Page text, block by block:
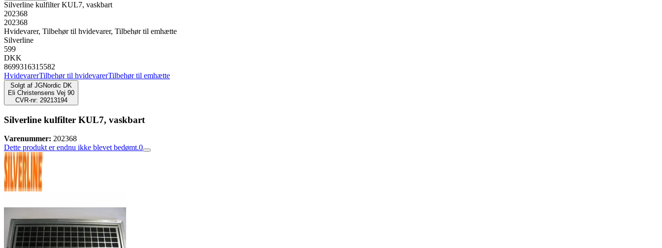
Silverline kulfilter KUL7, vaskbart
202368
202368
Hvidevarer, Tilbehør til hvidevarer, Tilbehør til emhætte
Silverline
599
DKK
8699316315582
HvidevarerTilbehør til hvidevarerTilbehør til emhætte
Solgt af JGNordic DK
Eli Christensens Vej 90
CVR-nr: 29213194
Silverline kulfilter KUL7, vaskbart
Varenummer: 202368
Dette produkt er endnu ikke blevet bedømt.0